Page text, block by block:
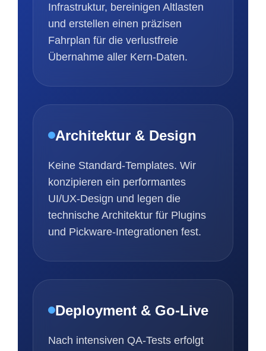
Infrastruktur, bereinigen Altlasten
und erstellen einen präzisen
Fahrplan für die verlustfreie
Übernahme aller Kern-Daten.
Architektur & Design
Keine Standard-Templates. Wir
konzipieren ein performantes
UI/UX-Design und legen die
technische Architektur für Plugins
und Pickware-Integrationen fest.
Deployment & Go-Live
Nach intensiven QA-Tests erfolgt